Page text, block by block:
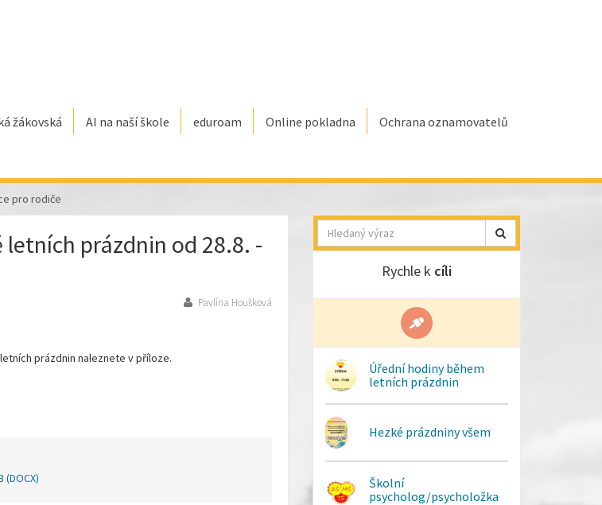
žákovská AI na naší škole eduroam Online pokladna Ochrana oznamovatelů
pro rodiče
letních prázdnin od 28.8. -
Pavlína Houšková
prázdnin naleznete v příloze.
(DOCX)
Hledat
Rychle k cíli
Úřední hodiny během
letních prázdnin
Hezké prázdniny všem
Školní
psycholog/psycholožka